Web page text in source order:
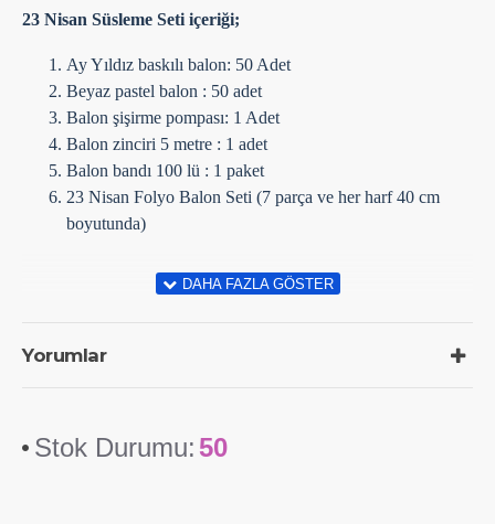
23 Nisan Süsleme Seti içeriği;
Ay Yıldız baskılı balon: 50 Adet
Beyaz pastel balon : 50 adet
Balon şişirme pompası: 1 Adet
Balon zinciri 5 metre : 1 adet
Balon bandı 100 lü : 1 paket
23 Nisan Folyo Balon Seti (7 parça ve her harf 40 cm
boyutunda)
Yorumlar
Stok Durumu: 50